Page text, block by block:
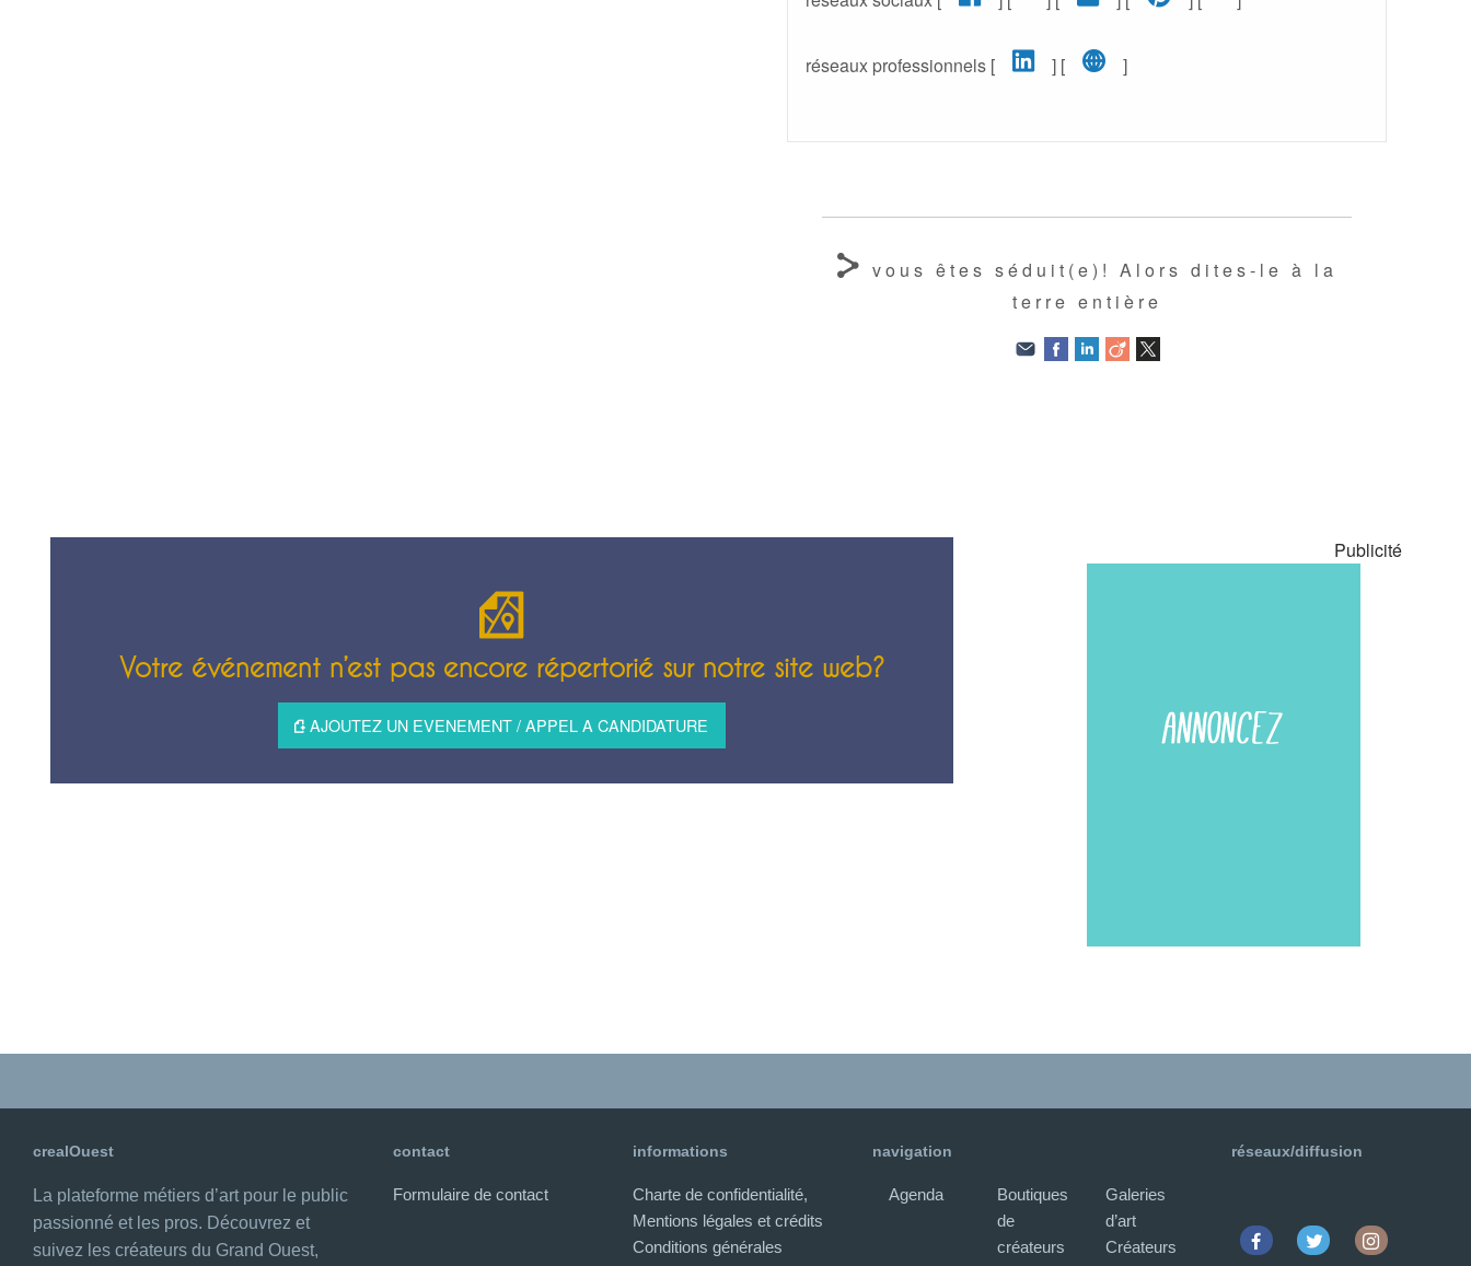
réseaux professionnels [ LinkedIn (nouvelle fenêtre)
] [ Site web pro (nouvelle
]
vous êtes séduit(e)! Alors dites-le à la
terre entière
Votre événement n’est pas encore répertorié sur notre site web?
AJOUTEZ UN EVENEMENT / APPEL A CANDIDATURE
Publicité
crealOuest
La plateforme métiers d’art pour le public
passionné et les pros. Découvrez et
suivez les créateurs du Grand Ouest,
contact
Formulaire de contact
informations
Charte de confidentialité,
Mentions légales et crédits
Conditions générales
navigation
Agenda
Boutiques
de
créateurs
Galeries
d’art
Créateurs
réseaux/diffusion